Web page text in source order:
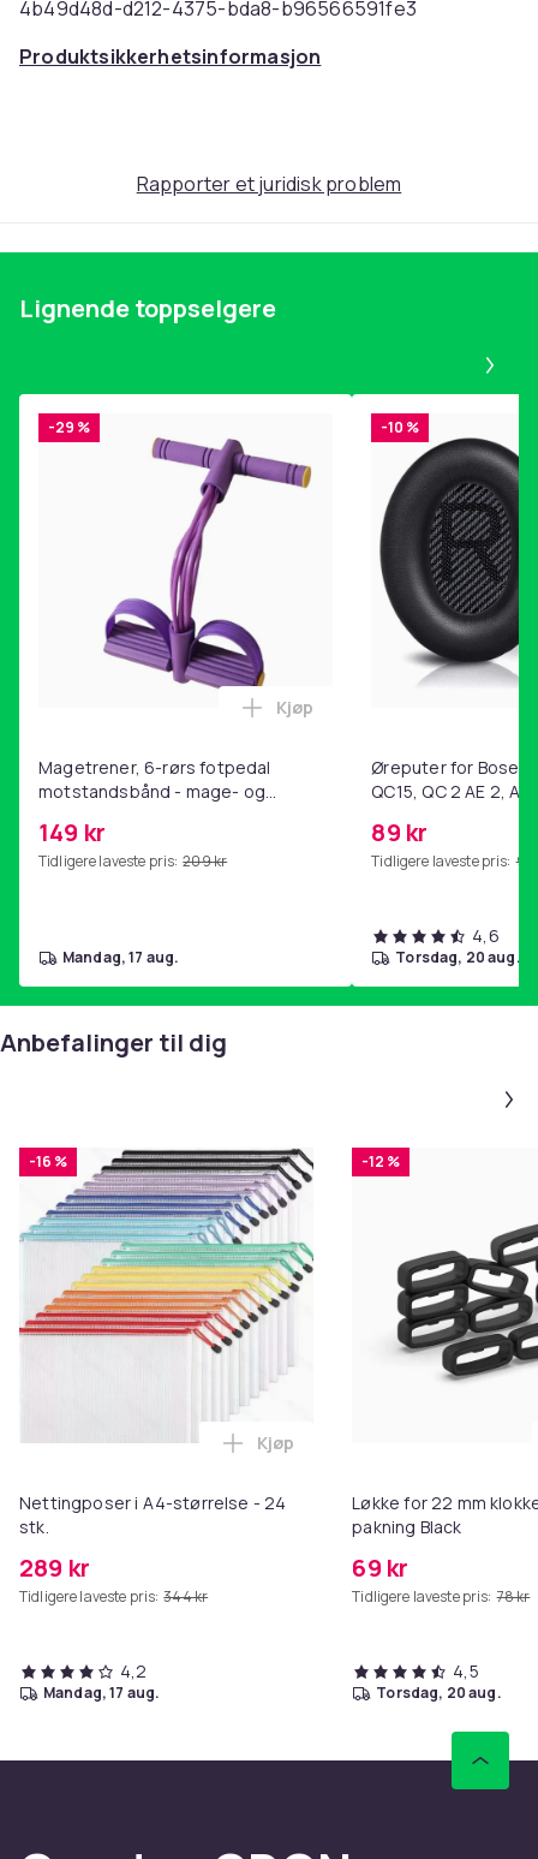
4b49d48d-d212-4375-bda8-b96566591fe3
Produktsikkerhetsinformasjon
Rapporter et juridisk problem
Lignende toppselgere
-29 %
Magetrener, 6-rørs fotpedal
motstandsbånd - mage- og
hjemmegymnastikk Purple
149 kr
Tidligere laveste pris: 209 kr
Legg Magetrener, 6-rørs
Kjøp
mandag, 17 aug.
-10 %
Øreputer for Bose
QC15, QC 2 AE 2, AE
89 kr
Tidligere laveste pris: 99
4,6
torsdag, 20 aug.
Anbefalinger til dig
-16 %
Nettingposer i A4-størrelse - 24
stk.
289 kr
Tidligere laveste pris: 344 kr
Legg Nettingposer i A4-
Kjøp
4,2
mandag, 17 aug.
-12 %
Løkke for 22 mm
pakning Black
69 kr
Tidligere laveste pris: 78 kr
4,5
torsdag, 20 aug.